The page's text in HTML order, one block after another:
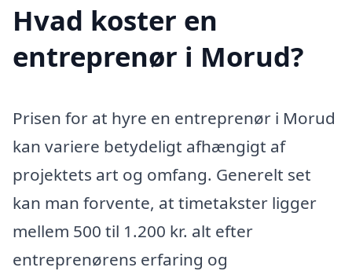
Hvad koster en
entreprenør i Morud?
Prisen for at hyre en entreprenør i Morud
kan variere betydeligt afhængigt af
projektets art og omfang. Generelt set
kan man forvente, at timetakster ligger
mellem 500 til 1.200 kr. alt efter
entreprenørens erfaring og